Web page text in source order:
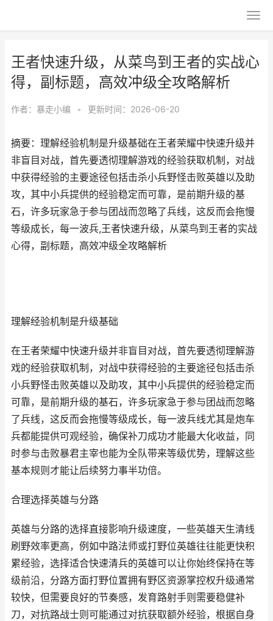
王者快速升级，从菜鸟到王者的实战心
得，副标题，高效冲级全攻略解析
作者： 暴走小编 • 更新时间：2026-06-20
摘要：理解经验机制是升级基础在王者荣耀中快速升级并
非盲目对战，首先要透彻理解游戏的经验获取机制，对战
中获得经验的主要途径包括击杀小兵野怪击败英雄以及助
攻，其中小兵提供的经验稳定而可靠，是前期升级的基
石，许多玩家急于参与团战而忽略了兵线，这反而会拖慢
等级成长，每一波兵,王者快速升级，从菜鸟到王者的实战
心得，副标题，高效冲级全攻略解析
理解经验机制是升级基础
在王者荣耀中快速升级并非盲目对战，首先要透彻理解游
戏的经验获取机制，对战中获得经验的主要途径包括击杀
小兵野怪击败英雄以及助攻，其中小兵提供的经验稳定而
可靠，是前期升级的基石，许多玩家急于参与团战而忽略
了兵线，这反而会拖慢等级成长，每一波兵线尤其是炮车
兵都能提供可观经验，确保补刀成功才能最大化收益，同
时参与击败暴君主宰也能为全队带来等级优势，理解这些
基本规则才能让后续努力事半功倍。
合理选择英雄与分路
英雄与分路的选择直接影响升级速度，一些英雄天生清线
刷野效率更高，例如中路法师或打野位英雄往往能更快积
累经验，选择适合快速清兵的英雄可以让你始终保持在等
级前沿，分路方面打野位置拥有野区资源掌控权升级通常
较快，但需要良好的节奏感，发育路射手则需要稳健补
刀，对抗路战士则可能通过对抗获取额外经验，根据自身